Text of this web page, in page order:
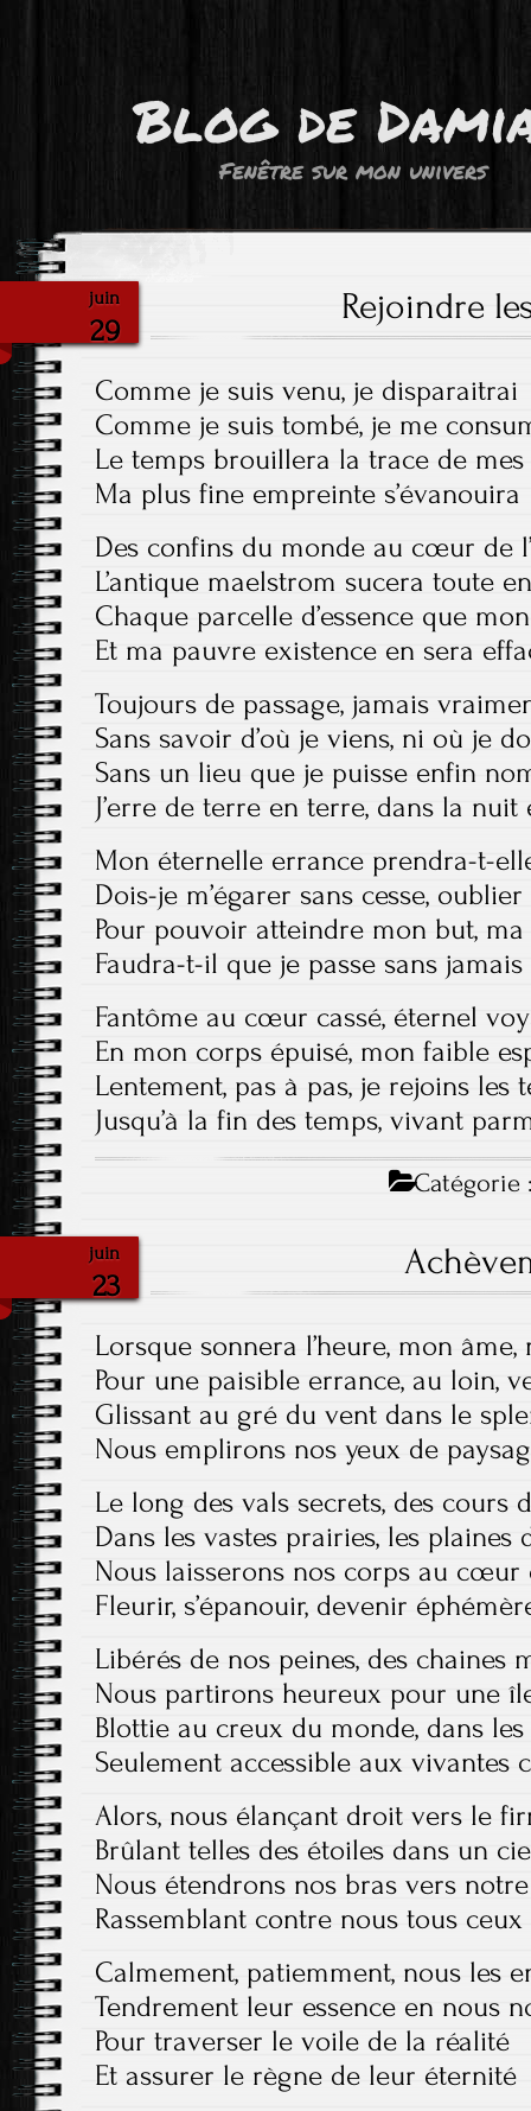
Blog de
Fenêtre sur mon univers
juin
29
Rejoindre
Comme je suis venu, je disparaitrai
Comme je suis tombé, je me
Le temps brouillera la trace de mes
Ma plus fine empreinte s’évanouira
Des confins du monde au cœur de
L’antique maelstrom sucera toute
Chaque parcelle d’essence que
Et ma pauvre existence en sera
Toujours de passage, jamais
Sans savoir d’où je viens, ni où je
Sans un lieu que je puisse enfin
J’erre de terre en terre, dans la
Mon éternelle errance prendra-t-
Dois-je m’égarer sans cesse,
Pour pouvoir atteindre mon but, ma
Faudra-t-il que je passe sans
Fantôme au cœur cassé, éternel
En mon corps épuisé, mon faible
Lentement, pas à pas, je rejoins les
Jusqu’à la fin des temps, vivant
Catégorie
juin
23
Lorsque sonnera l’heure, mon
Pour une paisible errance, au loin,
Glissant au gré du vent dans le
Nous emplirons nos yeux de
Le long des vals secrets, des cours
Dans les vastes prairies, les plaines
Nous laisserons nos corps au cœur
Fleurir, s’épanouir, devenir
Libérés de nos peines, des chaines
Nous partirons heureux pour une
Blottie au creux du monde, dans les
Seulement accessible aux vivantes
Alors, nous élançant droit vers le
Brûlant telles des étoiles dans un
Nous étendrons nos bras vers
Rassemblant contre nous tous
Calmement, patiemment, nous les
Tendrement leur essence en nous
Pour traverser le voile de la réalité
Et assurer le règne de leur éternité